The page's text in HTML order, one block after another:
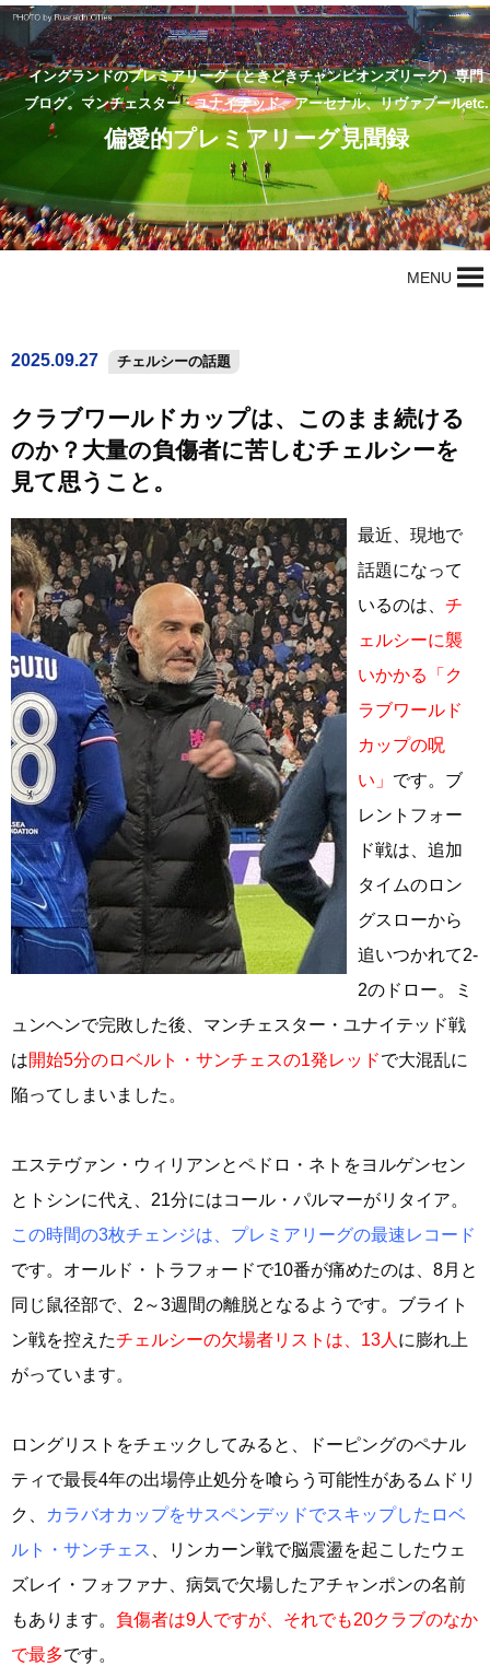
イングランドのプレミアリーグ（ときどきチャンピオンズリーグ）専門
ブログ。マンチェスター・ユナイテッド、アーセナル、リヴァプールetc.
偏愛的プレミアリーグ見聞録
MENU
2025.09.27 チェルシーの話題
クラブワールドカップは、このまま続ける
のか？大量の負傷者に苦しむチェルシーを
見て思うこと。
最近、現地で
話題になって
いるのは、 チ
ェルシーに襲
いかかる「ク
ラブワールド
カップの呪
い」 です。ブ
レントフォー
ド戦は、追加
タイムのロン
グスローから
追いつかれて2-
2のドロー。ミ
ュンヘンで完敗した後、マンチェスター・ユナイテッド戦
は開始5分のロベルト・サンチェスの1発レッドで大混乱に
陥ってしまいました。
エステヴァン・ウィリアンとペドロ・ネトをヨルゲンセン
とトシンに代え、21分にはコール・パルマーがリタイア。
この時間の3枚チェンジは、プレミアリーグの最速レコード
です。オールド・トラフォードで10番が痛めたのは、8月と
同じ鼠径部で、2～3週間の離脱となるようです。ブライト
ン戦を控えたチェルシーの欠場者リストは、13人 に膨れ上
がっています。
ロングリストをチェックしてみると、ドーピングのペナル
ティで最長4年の出場停止処分を喰らう可能性があるムドリ
ク、
カラバオカップをサスペンデッドでスキップしたロベ
ルト・サンチェス
、リンカーン戦で脳震盪を起こしたウェ
ズレイ・フォファナ、病気で欠場したアチャンポンの名前
もあります。 負傷者は9人ですが、それでも20クラブのなか
で最多です。